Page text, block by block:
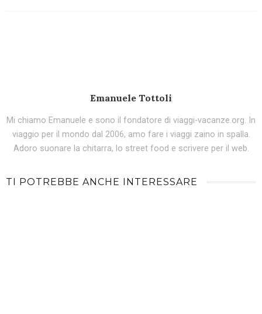
Emanuele Tottoli
Mi chiamo Emanuele e sono il fondatore di viaggi-vacanze.org. In
viaggio per il mondo dal 2006, amo fare i viaggi zaino in spalla.
Adoro suonare la chitarra, lo street food e scrivere per il web.
TI POTREBBE ANCHE INTERESSARE